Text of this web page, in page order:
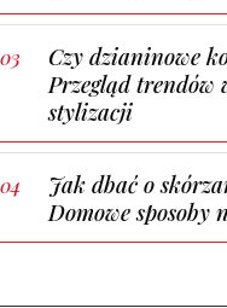
Czy dzianinowe
Przegląd
stylizacji
Jak dbać o
Domowe sposoby